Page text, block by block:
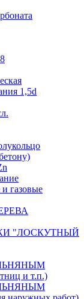
1,5d
газовые
"ЛОСКУТНЫЙ
и т.п.)